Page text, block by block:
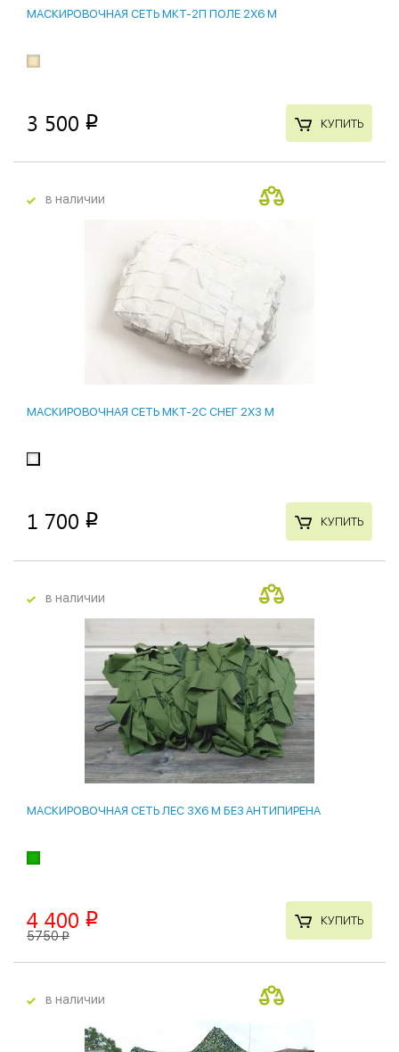
МАСКИРОВОЧНАЯ СЕТЬ МКТ-2П ПОЛЕ 2Х6 М
3 500 p КУПИТЬ
в наличии
МАСКИРОВОЧНАЯ СЕТЬ МКТ-2С СНЕГ 2Х3 М
1 700 p КУПИТЬ
в наличии
лидер продаж
23 %
МАСКИРОВОЧНАЯ СЕТЬ ЛЕС 3Х6 М БЕЗ АНТИПИРЕНА
4 400 p
5750p
КУПИТЬ
в наличии
лидер продаж